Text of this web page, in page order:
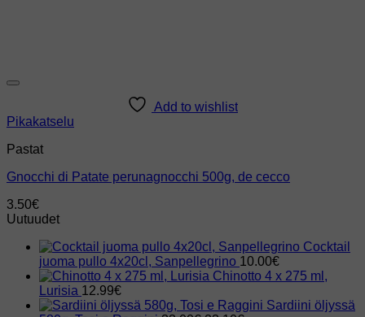
Add to wishlist
Pikakatselu
Pastat
Gnocchi di Patate perunagnocchi 500g, de cecco
3.50€
Uutuudet
Cocktail
juoma pullo 4x20cl, Sanpellegrino 10.00€
Chinotto 4 x 275 ml,
Lurisia 12.99€
Sardiini öljyssä